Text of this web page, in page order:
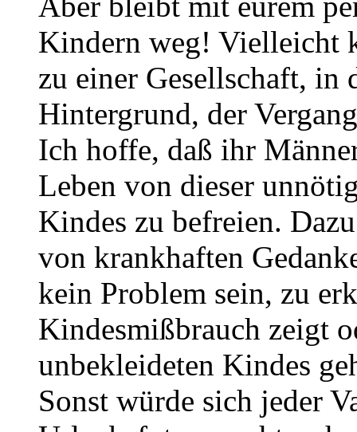
Kindern weg! Vielleicht
zu einer Gesellschaft, in
Hintergrund, der
Ich hoffe, daß ihr
Leben von dieser
Kindes zu befreien.
von krankhaften
kein Problem sein, zu
Kindesmißbrauch zeigt
unbekleideten Kindes
Sonst würde sich jeder